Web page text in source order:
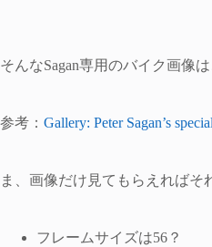
そんなSagan専用のバイク画像
参考： Gallery: Peter Sagan’s
ま、画像だけ見てもらえればそ
フレームサイズは56？